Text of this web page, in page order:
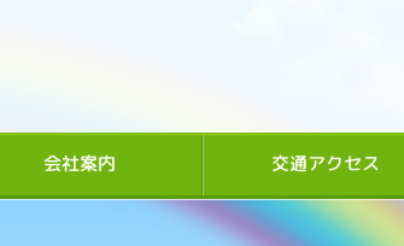
会社案内 交通アクセス